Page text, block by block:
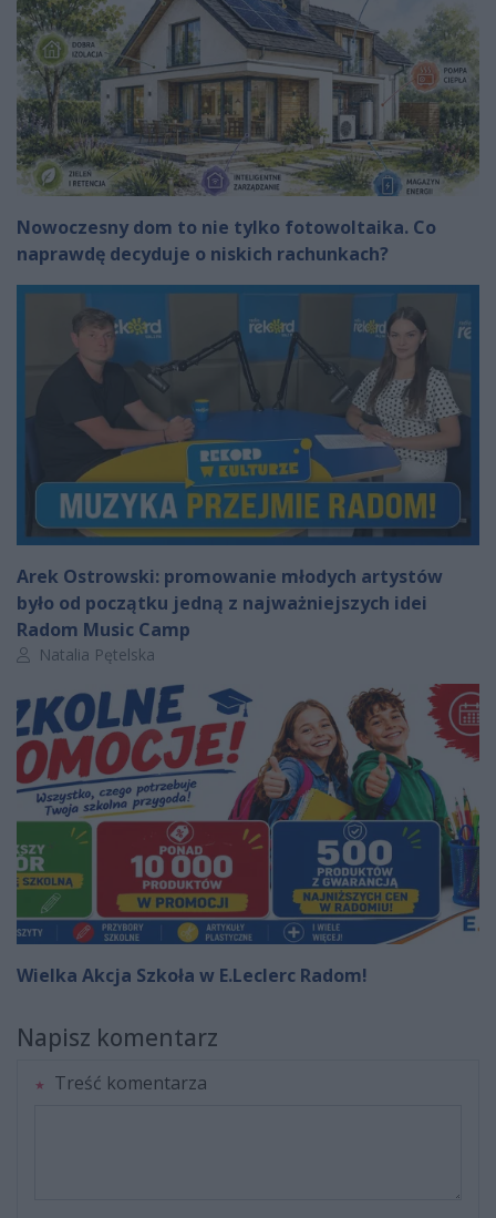
Nowoczesny dom to nie tylko fotowoltaika. Co
naprawdę decyduje o niskich rachunkach?
Arek Ostrowski: promowanie młodych artystów
było od początku jedną z najważniejszych idei
Radom Music Camp
Autor artykułu:
Natalia Pętelska
Wielka Akcja Szkoła w E.Leclerc Radom!
Napisz komentarz
Treść komentarza